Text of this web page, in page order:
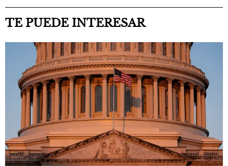
TE PUEDE INTERESAR